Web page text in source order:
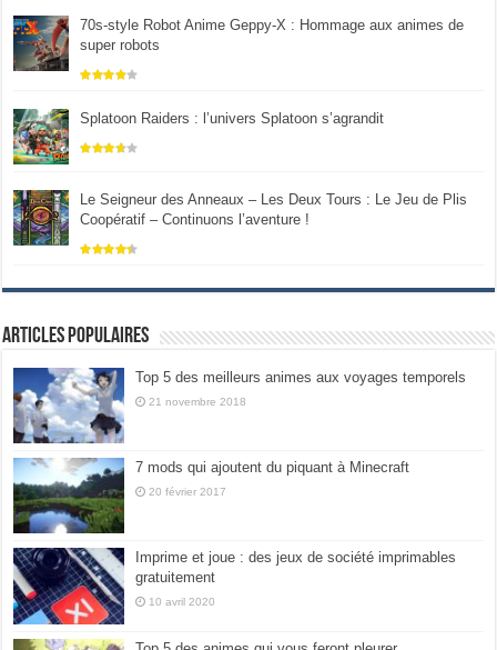
70s-style Robot Anime Geppy-X : Hommage aux animes de
super robots
Splatoon Raiders : l’univers Splatoon s’agrandit
Le Seigneur des Anneaux – Les Deux Tours : Le Jeu de Plis
Coopératif – Continuons l’aventure !
Articles populaires
Top 5 des meilleurs animes aux voyages temporels
21 novembre 2018
7 mods qui ajoutent du piquant à Minecraft
20 février 2017
Imprime et joue : des jeux de société imprimables
gratuitement
10 avril 2020